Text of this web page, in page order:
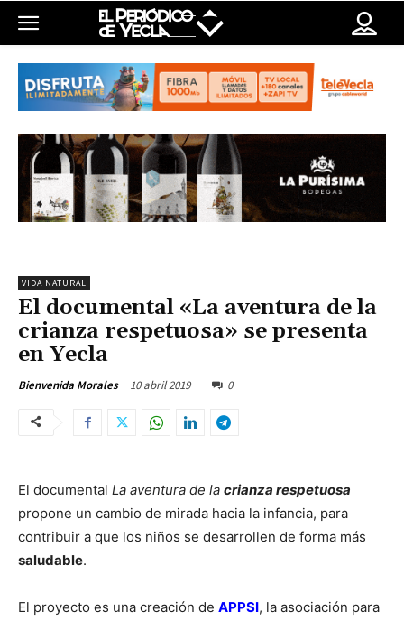
VIDA NATURAL
El documental «La aventura de la
crianza respetuosa» se presenta
en Yecla
Bienvenida Morales 10 abril 2019 0
El documental La aventura de la crianza respetuosa
propone un cambio de mirada hacia la infancia, para
contribuir a que los niños se desarrollen de forma más
saludable.
El proyecto es una creación de APPSI, la asociación para